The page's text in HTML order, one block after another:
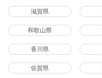
滋賀県
和歌山県
香川県
佐賀県